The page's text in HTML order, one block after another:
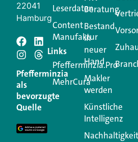
Schreiben Sie
Kommentar
Ihre E-Mail-Adresse wird nicht
Erforderliche Felder sind mit
Kommentar
22041
Hamburg
Pfefferminzia
als
bevorzugte
Quelle
Leserdaten
Content
Manufaktur
Links
Pfefferminzia.Pro
MehrCura
Beratung
Bestand
in
neuer
Hand
Makler
werden
Künstliche
Intelligenz
Nachhaltigkeit